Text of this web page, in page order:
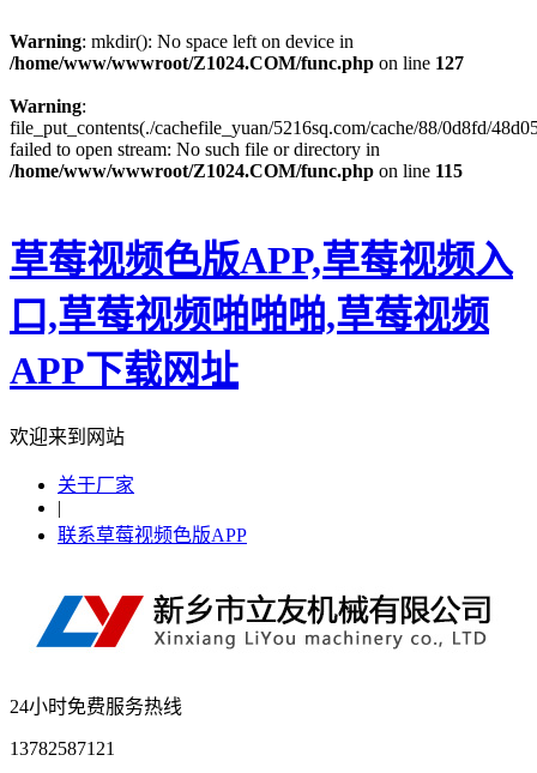
Warning: mkdir(): No space left on device in
/home/www/wwwroot/Z1024.COM/func.php on line 127
Warning:
file_put_contents(./cachefile_yuan/5216sq.com/cache/88/0d8fd/
failed to open stream: No such file or directory in
/home/www/wwwroot/Z1024.COM/func.php on line 115
草莓视频色版APP,草莓视频入
口,草莓视频啪啪啪,草莓视频
APP下载网址
欢迎来到网站
关于厂家
|
联系草莓视频色版APP
24小时免费服务热线
13782587121